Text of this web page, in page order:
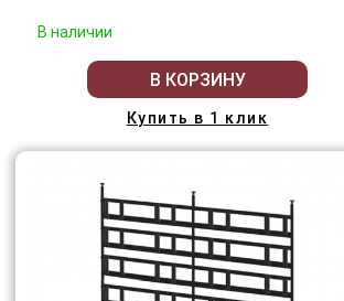
В наличии
В КОРЗИНУ
Купить в 1 клик